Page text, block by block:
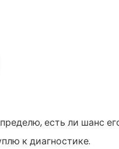
есть ли шанс
к диагностике.